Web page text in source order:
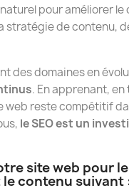
pour améliorer
stratégie de contenu,
des domaines en
. En apprenant,
web reste compétitif
le SEO est un
site web pour
contenu suivant